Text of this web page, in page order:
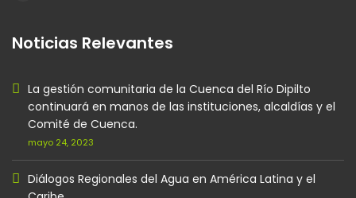
Noticias Relevantes
La gestión comunitaria de la Cuenca del Río Dipilto
continuará en manos de las instituciones, alcaldías y el
Comité de Cuenca.
mayo 24, 2023
Diálogos Regionales del Agua en América Latina y el